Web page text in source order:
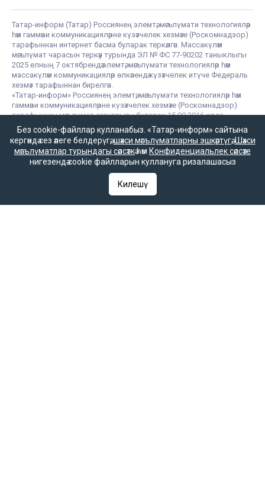
Татар-информ (Татар) Россиянең элемтә, мәгълүмати технологияләр
һәм гаммәви коммуникацияләрне күзәтчелек хезмәте (Роскомнадзор)
тарафыннан интернет басма буларак теркәлгән. Массакүләм
мәгълүмат чарасын теркәү турында ЭЛ № ФС 77-90202 таныклыгы
2025 елның 7 октябрендә элемтә, мәгълүмати технологияләр һәм
массакүләм коммуникацияләр өлкәсендә күзәтчелек итүче Федераль
хезмәт тарафыннан бирелгән.
«Татар-информ» Россиянең элемтә, мәгълүмати технологияләр һәм
гаммәви коммуникацияләрне күзәтчелек хезмәте (Роскомнадзор)
тарафыннан мәгълүмат агентлыгы буларак 15.09.2016 елда
теркәлгән. Гамәлдәге таныклык номеры – № ФС 77 – 67031. РФ
«Матбугат турында» законының 23 маддәсе буенча, «Татар-
информ» мәгълүмат агентлыгы язмаларын һәм материалларын
башка массакүләм мәгълүмат чарасы таратканда аңа
гиперсылтама кую мәҗбүри.
Татар-информ (Татар) сетевое издание, зарегистрированное в
Федеральной службе по надзору в сфере связи,
Без cookie-файллар кулланабыз. «Татар-информ» сайтына
кергәндә сез әлеге белдерүгә,шәхси мәгълүматларны эшкәртүгә,Шәхси
мәгълүматлар турындагы сәясәткәһәм Конфиденциальлек сәясәте
нигезендә cookie файлларын куллануга ризалашасыз
Килешү